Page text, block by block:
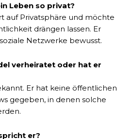
Leben so privat?
auf Privatsphäre und möchte
drängen lassen. Er
Netzwerke bewusst.
verheiratet oder hat er
Er hat keine öffentlichen
gegeben, in denen solche
er?